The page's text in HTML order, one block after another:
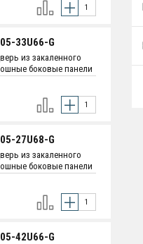
33U66-G
из закаленного
боковые панели
детали - 1.2 мм
самостоятельная
27U68-G
из закаленного
боковые панели
детали - 1.2 мм
самостоятельная
42U66-G